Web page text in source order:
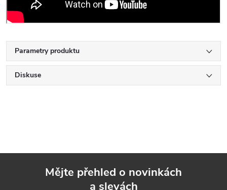
Parametry produktu
Diskuse
Mějte přehled o novinkách
a slevách